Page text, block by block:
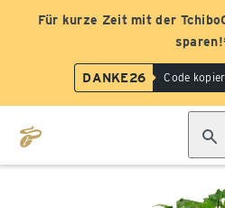
Für kurze Zeit mit der
DANKE26 Code